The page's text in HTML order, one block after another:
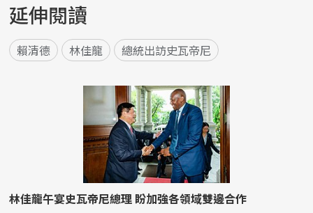
延伸閱讀
賴清德 林佳龍 總統出訪史瓦帝尼
林佳龍午宴史瓦帝尼總理 盼加強各領域雙邊合作